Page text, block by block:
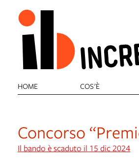
HOME COS'È
Concorso
Il bando è scaduto il 15 dic 2024